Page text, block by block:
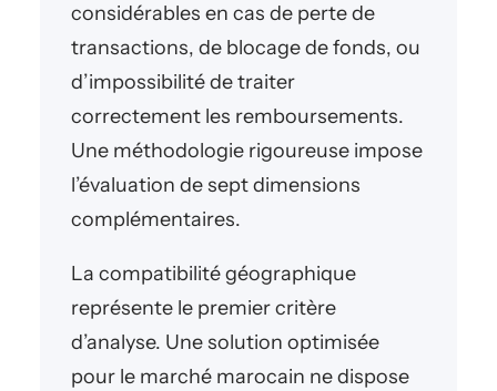
considérables en cas de perte de
transactions, de blocage de fonds, ou
d’impossibilité de traiter
correctement les remboursements.
Une méthodologie rigoureuse impose
l’évaluation de sept dimensions
complémentaires.
La compatibilité géographique
représente le premier critère
d’analyse. Une solution optimisée
pour le marché marocain ne dispose